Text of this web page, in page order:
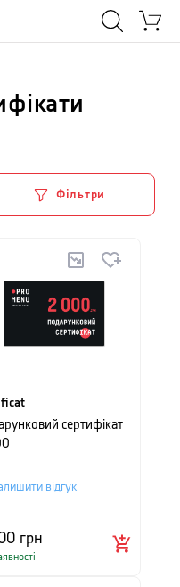
Фільтри
сертифікат
відгук
грн